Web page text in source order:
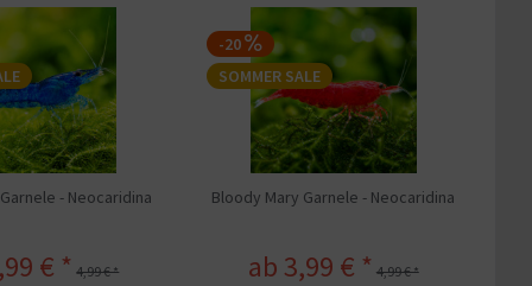
- Neocaridina
€ * 4,99 € *
-20
SOMMER SALE
Bloody Mary Garnele - Neocaridina
ab 3,99 € * 4,99 € *